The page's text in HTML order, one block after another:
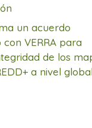
un acuerdo
VERRA para
de los
a nivel global